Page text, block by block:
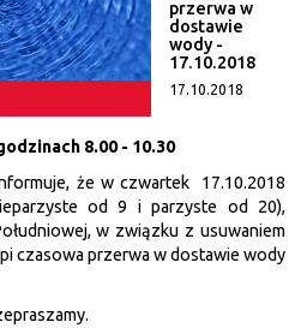
przerwa w
dostawie
wody -
17.10.2018
17.10.2018
8.00 - 10.30
że w czwartek 17.10.2018
od 9 i parzyste od 20),
w związku z usuwaniem
czasowa przerwa w dostawie wody